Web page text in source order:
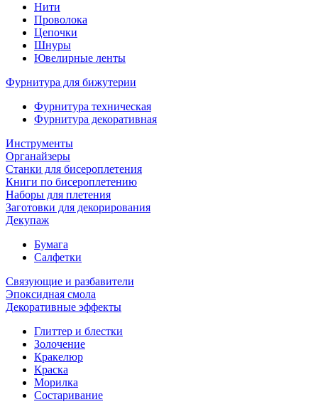
Нити
Проволока
Цепочки
Шнуры
Ювелирные ленты
Фурнитура для бижутерии
Фурнитура техническая
Фурнитура декоративная
Инструменты
Органайзеры
Станки для бисероплетения
Книги по бисероплетению
Наборы для плетения
Заготовки для декорирования
Декупаж
Бумага
Салфетки
Связующие и разбавители
Эпоксидная смола
Декоративные эффекты
Глиттер и блестки
Золочение
Кракелюр
Краска
Морилка
Состаривание